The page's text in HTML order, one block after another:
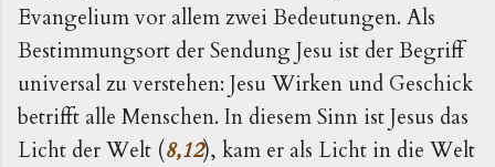
Evangelium vor allem zwei Bedeutungen. Als
Bestimmungsort der Sendung Jesu ist der Begriff
universal zu verstehen: Jesu Wirken und Geschick
betrifft alle Menschen. In diesem Sinn ist Jesus das
Licht der Welt (8,12), kam er als Licht in die Welt